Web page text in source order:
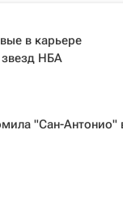
в карьере
НБА
"Сан-Антонио"